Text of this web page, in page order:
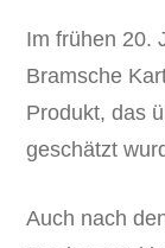
Im frühen 20.
Bramsche
Produkt, das
geschätzt
Auch nach